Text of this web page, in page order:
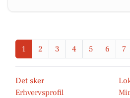
1 2 3 4 5 6 7
Det sker
Erhvervsprofil